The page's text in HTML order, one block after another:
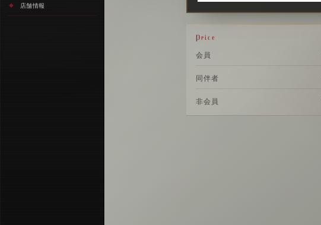
店舗情報
Price
会員
同伴者
非会員